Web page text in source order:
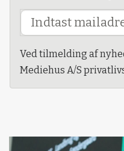
Ved tilmelding af
Mediehus A/S